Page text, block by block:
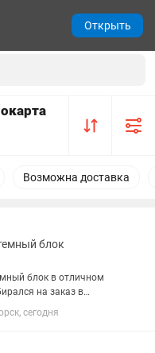
Возможна доставка
блок
блок в отличном
на заказ в
месяце также
год
сегодня
Открыть